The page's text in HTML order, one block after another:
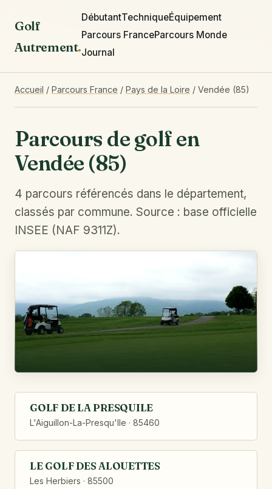
Golf
Autrement.
DébutantTechniqueÉquipement
Parcours FranceParcours Monde
Journal
Accueil / Parcours France / Pays de la Loire / Vendée (85)
Parcours de golf en
Vendée (85)
4 parcours référencés dans le département,
classés par commune. Source : base officielle
INSEE (NAF 9311Z).
GOLF DE LA PRESQUILE
L'Aiguillon-La-Presqu'Ile · 85460
LE GOLF DES ALOUETTES
Les Herbiers · 85500